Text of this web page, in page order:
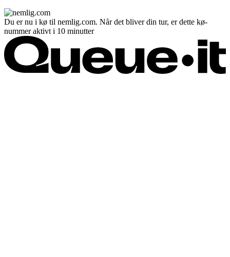
Du er nu i kø til nemlig.com. Når det bliver din tur, er dette kø-
nummer aktivt i 10 minutter